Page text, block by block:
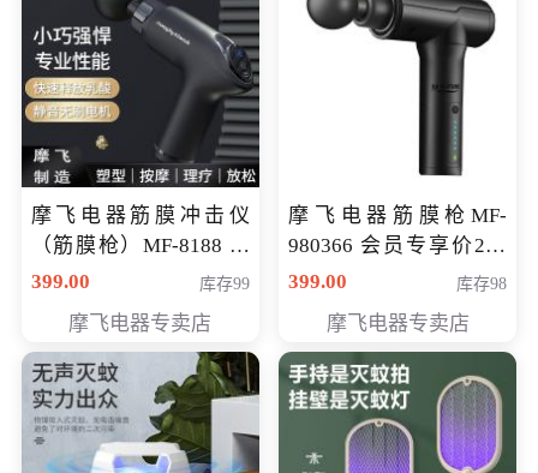
摩飞电器筋膜冲击仪
（筋膜枪）MF-8188 会
员专享价268元
399.00 库存99
摩飞电器专卖店
摩飞电器筋膜枪MF-
980366 会员专享价299
元
399.00 库存98
摩飞电器专卖店